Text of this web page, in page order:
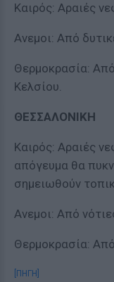
Καιρός: Αραιές
Ανεμοι: Από
Θερμοκρασία:
Κελσίου.
ΘΕΣΣΑΛΟΝΙΚΗ
Καιρός: Αραιές
απόγευμα θα
σημειωθούν
Ανεμοι: Από
Θερμοκρασία:
[ΠΗΓΗ]